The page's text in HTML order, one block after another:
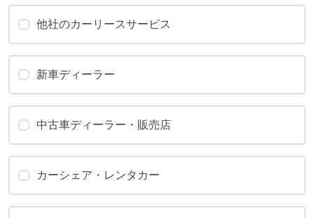
他社のカーリースサービス
新車ディーラー
中古車ディーラー・販売店
カーシェア・レンタカー